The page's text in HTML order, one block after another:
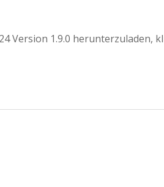
Version 1.9.0 herunterzuladen,